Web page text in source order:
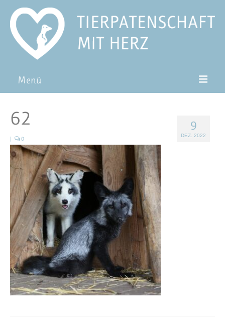
Menü
Patenschaft verschenken
Blog
FAQ
9
DEZ. 2022
62
| 0